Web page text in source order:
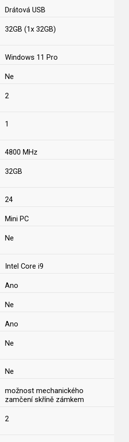
Drátová USB
32GB (1x 32GB)
Windows 11 Pro
Ne
2
1
4800 MHz
32GB
24
Mini PC
Ne
Intel Core i9
Ano
Ne
Ano
Ne
Ne
možnost mechanického
zamčení skříně zámkem
2